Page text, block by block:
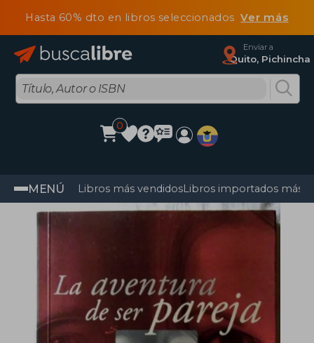
Hasta 60% dto en libros seleccionadosVer más
Enviar a
Quito, Pichincha
0
MENÚ Libros más vendidosLibros importados más